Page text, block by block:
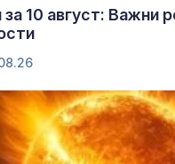
10 август: Важни